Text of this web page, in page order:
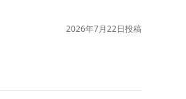
2026年7月22日投稿